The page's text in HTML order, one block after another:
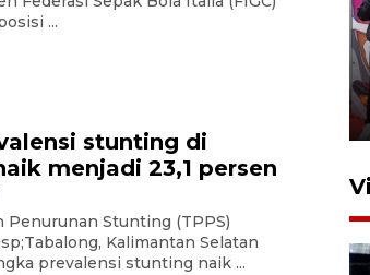
...
stunting di
menjadi 23,1 persen
Penurunan Stunting (TPPS)
Kalimantan Selatan
prevalensi stunting naik ...
DPRD Syahrial hadiri